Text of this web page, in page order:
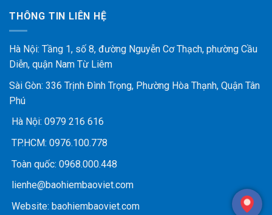
THÔNG TIN LIÊN HỆ
Hà Nội: Tầng 1, số 8, đường Nguyễn Cơ Thạch, phường Cầu
Diễn, quận Nam Từ Liêm
Sài Gòn: 336 Trịnh Đình Trọng, Phường Hòa Thạnh, Quận Tân
Phú
Hà Nội: 0979 216 616
TP.HCM: 0976.100.778
Toàn quốc: 0968.000.448
lienhe@baohiembaoviet.com
Website: baohiembaoviet.com